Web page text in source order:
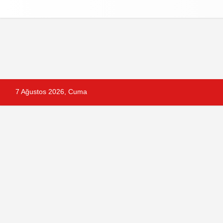
7 Ağustos 2026, Cuma